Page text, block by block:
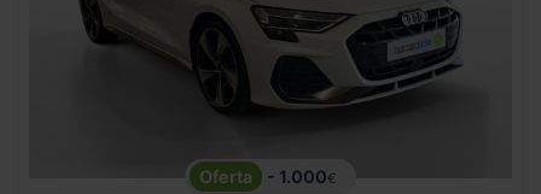
- 1.000€